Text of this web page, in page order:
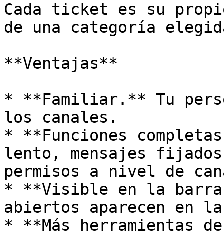
Cada ticket es su
de una categoría
**Ventajas**
* **Familiar.** Tu
los canales.
* **Funciones
lento, mensajes
permisos a nivel de
* **Visible en la
abiertos aparecen en
* **Más herramientas